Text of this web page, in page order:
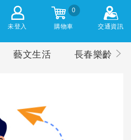
未登入
0
購物車 交通資訊
藝文生活 長春樂齡